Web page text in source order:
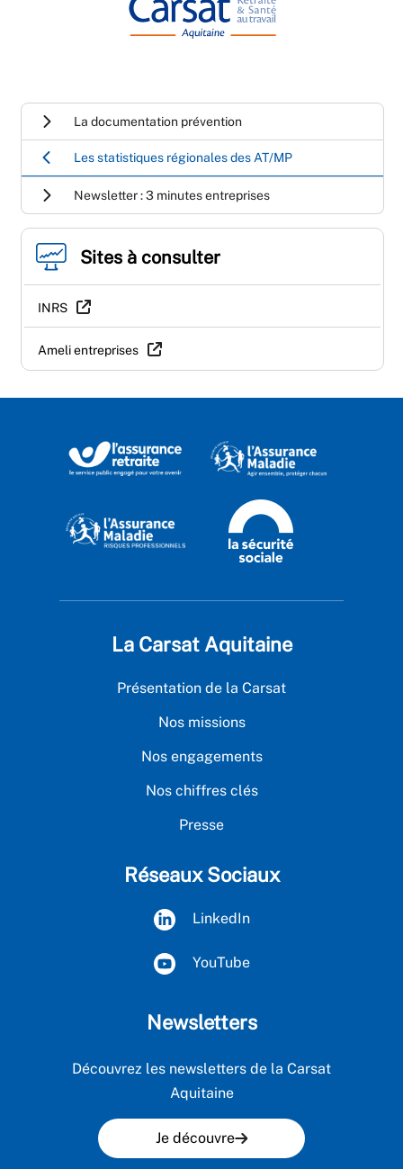
La documentation prévention
Les statistiques régionales des AT/MP
Newsletter : 3 minutes entreprises
Sites à consulter
INRS
Ameli entreprises
La Carsat Aquitaine
Présentation de la Carsat
Nos missions
Nos engagements
Nos chiffres clés
Presse
Réseaux Sociaux
LinkedIn
YouTube
Newsletters
Découvrez les newsletters de la Carsat
Aquitaine
Je découvre